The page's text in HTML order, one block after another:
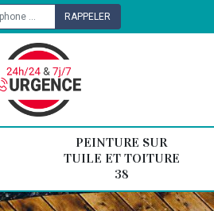
PEINTURE SUR
TUILE ET TOITURE
38